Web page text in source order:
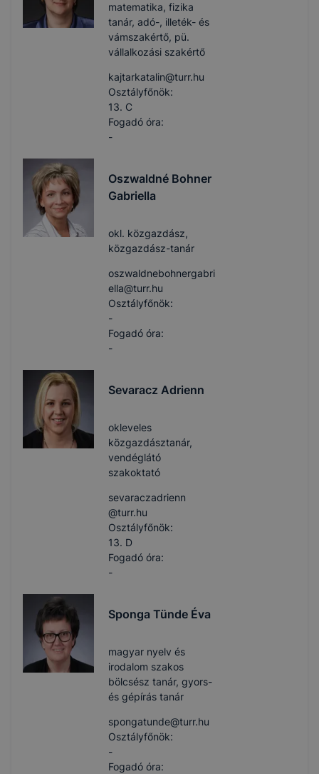
matematika, fizika
tanár, adó-, illeték- és
vámszakértő, pü.
vállalkozási szakértő
kajtarkatalin​@turr.hu
Osztályfőnök:
13. C
Fogadó óra:
-
Oszwaldné Bohner
Gabriella
okl. közgazdász,
közgazdász-tanár
oszwaldnebohnergabri
ella​@turr.hu
Osztályfőnök:
-
Fogadó óra:
-
Sevaracz Adrienn
okleveles
közgazdásztanár,
vendéglátó
szakoktató
sevaraczadrienn​
@turr.hu
Osztályfőnök:
13. D
Fogadó óra:
-
Sponga Tünde Éva
magyar nyelv és
irodalom szakos
bölcsész tanár, gyors-
és gépírás tanár
spongatunde​@turr.hu
Osztályfőnök:
-
Fogadó óra: